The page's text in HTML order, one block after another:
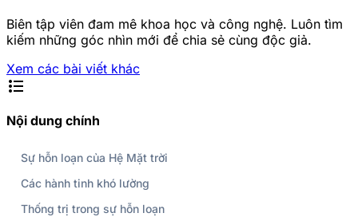
Biên tập viên đam mê khoa học và công nghệ. Luôn tìm
kiếm những góc nhìn mới để chia sẻ cùng độc giả.
Xem các bài viết khác
format_list_bulleted
Nội dung chính
Sự hỗn loạn của Hệ Mặt trời
Các hành tinh khó lường
Thống trị trong sự hỗn loạn